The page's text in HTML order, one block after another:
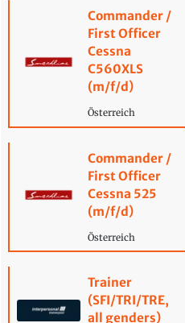
Commander /
First Officer
Cessna
C560XLS
(m/f/d)
Österreich
Commander /
First Officer
Cessna 525
(m/f/d)
Österreich
Trainer
(SFI/TRI/TRE,
all genders)